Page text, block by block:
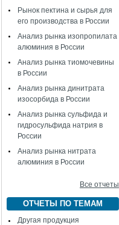
Рынок пектина и сырья для
его производства в России
Анализ рынка изопропилата
алюминия в России
Анализ рынка тиомочевины
в России
Анализ рынка динитрата
изосорбида в России
Анализ рынка сульфида и
гидросульфида натрия в
России
Анализ рынка нитрата
алюминия в России
Все отчеты
ОТЧЕТЫ ПО ТЕМАМ
Другая продукция